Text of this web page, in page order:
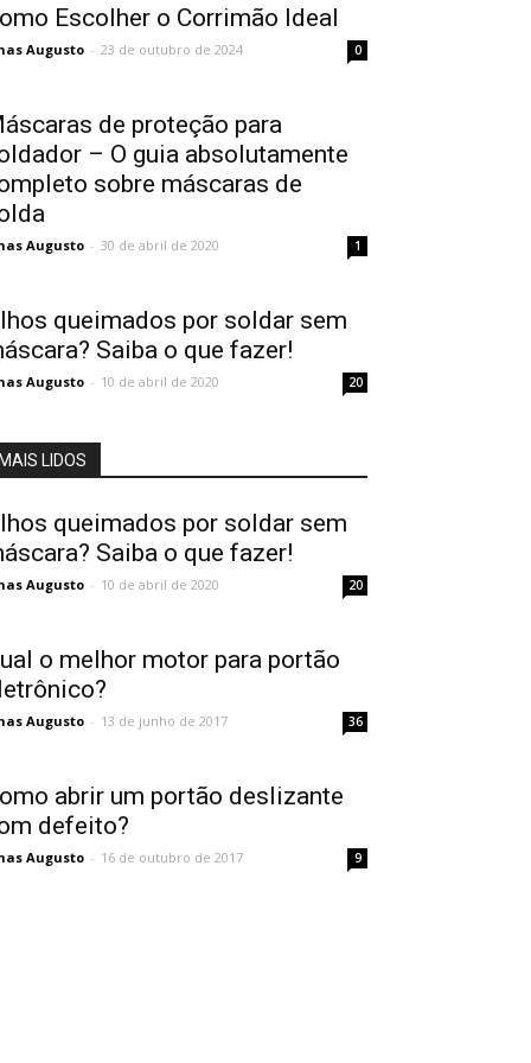
Escolher o Corrimão Ideal
Augusto - 23 de outubro de 2024 0
de proteção para
– O guia absolutamente
sobre máscaras de
Augusto - 30 de abril de 2020 1
queimados por soldar sem
Saiba o que fazer!
Augusto - 10 de abril de 2020 20
MAIS LIDOS
queimados por soldar sem
Saiba o que fazer!
Augusto - 10 de abril de 2020 20
o melhor motor para portão
Augusto - 13 de junho de 2017 36
abrir um portão deslizante
defeito?
Augusto - 16 de outubro de 2017 9